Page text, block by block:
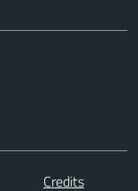
Credits